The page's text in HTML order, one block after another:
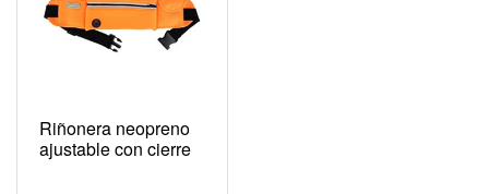
Riñonera neopreno
ajustable con cierre